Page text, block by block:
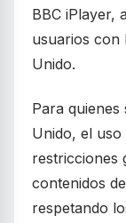
BBC iPlayer,
usuarios con
Unido.
Para
Unido, el
restricciones
contenidos
respetando